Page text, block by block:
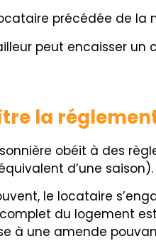
précédée de la
peut encaisser
la
obéit à des
d’une saison).
le locataire
du logement
à une amende